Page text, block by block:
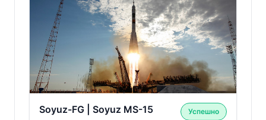
Soyuz-FG | Soyuz MS-15 Успешно